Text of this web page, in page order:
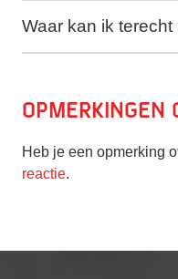
Waar kan ik
Opmerkingen
Heb je een opmerking
reactie.